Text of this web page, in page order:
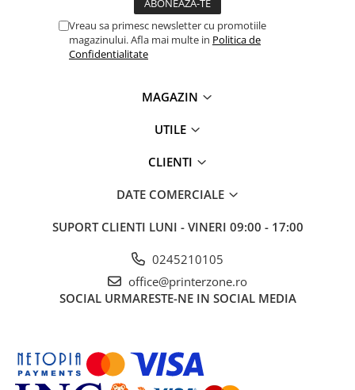
Vreau sa primesc newsletter cu promotiile
magazinului. Afla mai multe in Politica de
Confidentialitate
MAGAZIN
UTILE
CLIENTI
DATE COMERCIALE
SUPORT CLIENTI LUNI - VINERI 09:00 - 17:00
0245210105
office@printerzone.ro
SOCIAL URMARESTE-NE IN SOCIAL MEDIA